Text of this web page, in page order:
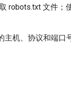
robots.txt 文件；
机、协议和端口号